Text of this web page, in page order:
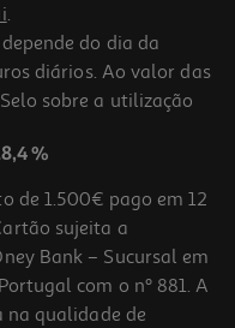
.
do dia da
diários. Ao valor das
sobre a utilização
%
de 1.500€ pago em 12
sujeita a
Bank – Sucursal em
com o nº 881. A
na qualidade de